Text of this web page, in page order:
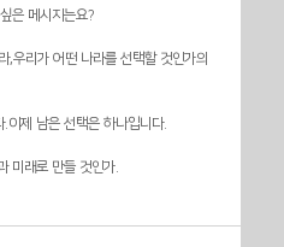
은 메시지는요?
,우리가 어떤 나라를 선택할 것인가의
이제 남은 선택은 하나입니다.
미래로 만들 것인가.